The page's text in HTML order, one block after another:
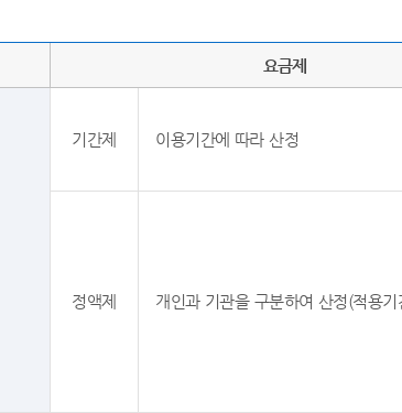
요금제
기간제 이용기간에 따라 산정
정액제 개인과 기관을 구분하여 산정(적용